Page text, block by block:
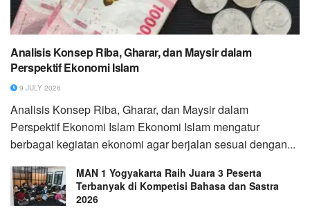
Analisis Konsep Riba, Gharar, dan Maysir dalam
Perspektif Ekonomi Islam
9 JULY 2026
Analisis Konsep Riba, Gharar, dan Maysir dalam
Perspektif Ekonomi Islam Ekonomi Islam mengatur
berbagai kegiatan ekonomi agar berjalan sesuai dengan...
MAN 1 Yogyakarta Raih Juara 3 Peserta
Terbanyak di Kompetisi Bahasa dan Sastra
2026